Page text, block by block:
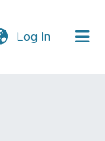
Log In (current)